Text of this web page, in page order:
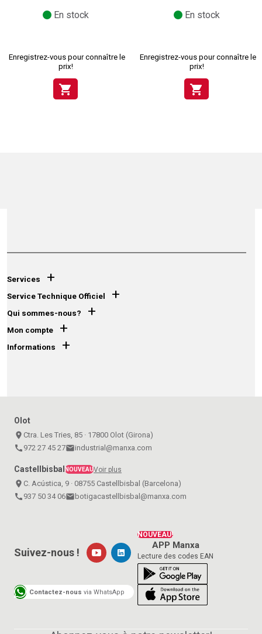
En stock
Enregistrez-vous pour connaître le
prix!
shopping_cart
En stock
Enregistrez-vous pour connaître le
prix!
shopping_cart
Services +
Service Technique Officiel +
Qui sommes-nous? +
Mon compte +
Informations +
Olot
place Ctra. Les Tries, 85 · 17800 Olot (Girona)
call 972 27 45 27emailindustrial@manxa.com
Castellbisbal NOUVEAUVoir plus
place C. Acústica, 9 · 08755 Castellbisbal (Barcelona)
call 937 50 34 06email botigacastellbisbal@manxa.com
NOUVEAU!
APP Manxa
Lecture des codes EAN
Suivez-nous !
Contactez-nous via WhatsApp